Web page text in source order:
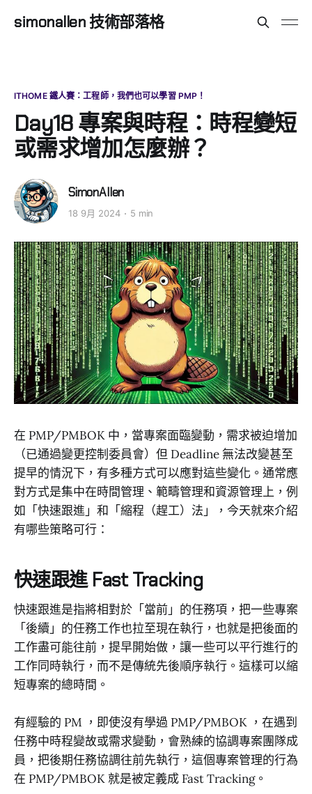
simonallen 技術部落格
ITHOME 鐵人賽：工程師，我們也可以學習 PMP！
Day18 專案與時程：時程變短
或需求增加怎麼辦？
SimonAllen
18 9月 2024 5 min
在 PMP/PMBOK 中，當專案面臨變動，需求被迫增加
（已通過變更控制委員會）但 Deadline 無法改變甚至
提早的情況下，有多種方式可以應對這些變化。通常應
對方式是集中在時間管理、範疇管理和資源管理上，例
如「快速跟進」和「縮程（趕工）法」，今天就來介紹
有哪些策略可行：
快速跟進 Fast Tracking
快速跟進是指將相對於「當前」的任務項，把一些專案
「後續」的任務工作也拉至現在執行，也就是把後面的
工作盡可能往前，提早開始做，讓一些可以平行進行的
工作同時執行，而不是傳統先後順序執行。這樣可以縮
短專案的總時間。
有經驗的 PM ，即使沒有學過 PMP/PMBOK ，在遇到
任務中時程變故或需求變動，會熟練的協調專案團隊成
員，把後期任務協調往前先執行，這個專案管理的行為
在 PMP/PMBOK 就是被定義成 Fast Tracking。